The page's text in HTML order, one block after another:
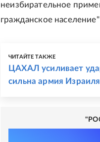
неизбирательное
гражданское
ЧИТАЙТЕ ТАКЖЕ
ЦАХАЛ усиливает
сильна армия Израиля